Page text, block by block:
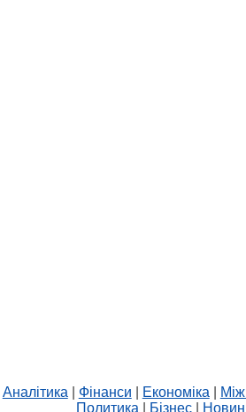
Аналітика Фінанси Економіка
Политика
Бізнес